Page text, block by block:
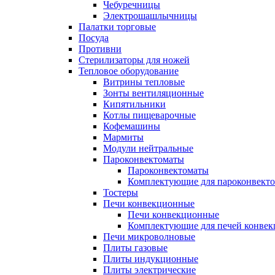
Чебуречницы
Электрошашлычницы
Палатки торговые
Посуда
Противни
Стерилизаторы для ножей
Тепловое оборудование
Витрины тепловые
Зонты вентиляционные
Кипятильники
Котлы пищеварочные
Кофемашины
Мармиты
Модули нейтральные
Пароконвектоматы
Пароконвектоматы
Комплектующие для
Тостеры
Печи конвекционные
Печи конвекционные
Комплектующие для печей
Печи микроволновые
Плиты газовые
Плиты индукционные
Плиты электрические